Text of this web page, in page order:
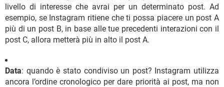
livello di interesse che avrai per un determinato post. Ad
esempio, se Instagram ritiene che ti possa piacere un post A
più di un post B, in base alle tue precedenti interazioni con il
post C, allora metterà più in alto il post A.
Data: quando è stato condiviso un post? Instagram utilizza
ancora l’ordine cronologico per dare priorità ai post, ma non